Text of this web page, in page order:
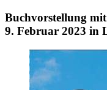
Buchvorstellung
9. Februar 2023 in